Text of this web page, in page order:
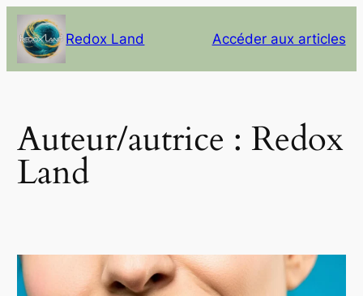
Aller
au
contenu
Redox Land Accéder aux articles
Auteur/autrice :Redox
Land